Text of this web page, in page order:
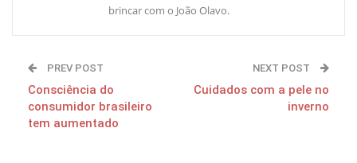
brincar com o João Olavo.
PREV POST
Consciência do
consumidor brasileiro
tem aumentado
NEXT POST
Cuidados com a pele no
inverno